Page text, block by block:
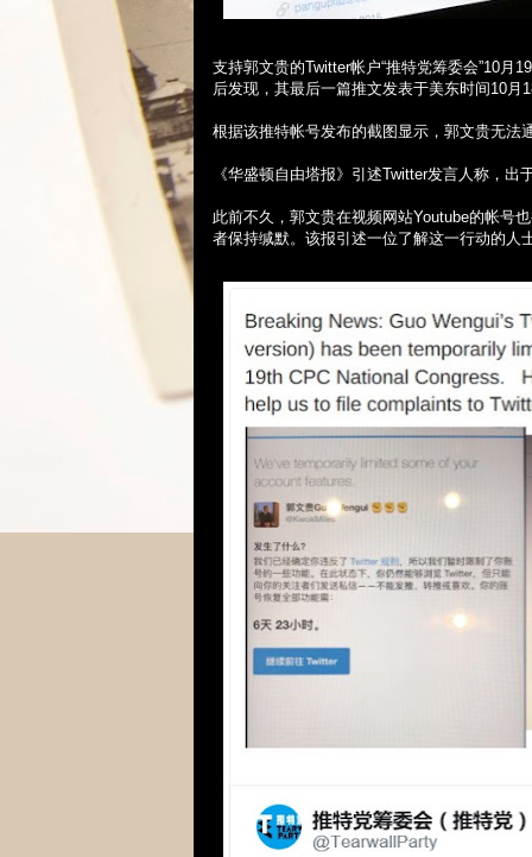
支持郭文贵的Twitter帐户“推特党筹委会”10月 19
后发现，其最后一篇推文发表于美东时间10月
根据该推特帐号发布的截图显示，郭文贵无法
《华盛顿自由塔报》引述Twitter发言人称，出
此前不久，郭文贵在视频网站Youtube的帐号
者保持缄默。该报引述一位了解这一行动的人